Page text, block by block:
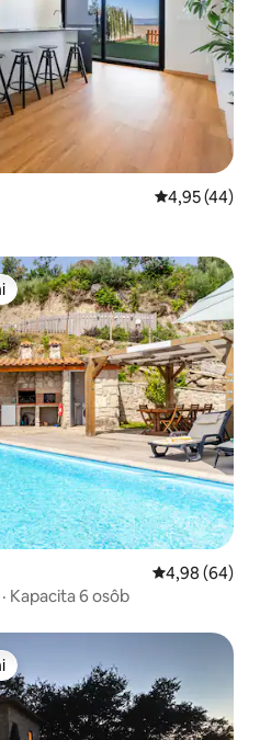
Priemerné
4,95 (44)
Priemerné
4,98 (64)
Kapacita 6 osôb